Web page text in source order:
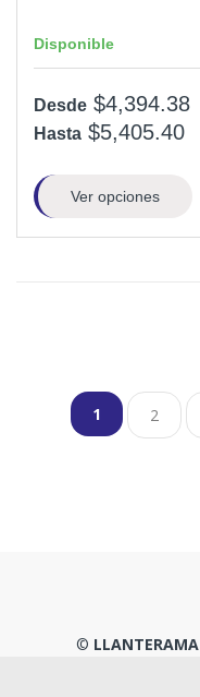
Disponible
Desde $4,394.38
Hasta $5,405.40
Ver opciones
1 2
© LLANTERAMA